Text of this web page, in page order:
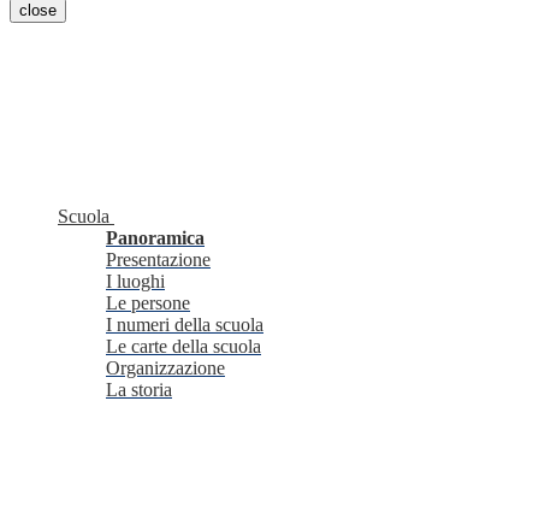
close
Scuola
Panoramica
Presentazione
I luoghi
Le persone
I numeri della scuola
Le carte della scuola
Organizzazione
La storia